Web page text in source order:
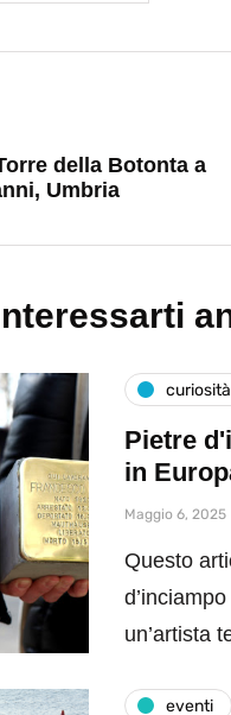
della Botonta a
Umbria
curiosità
Pietre
in
Maggio 6, 2025
Questo
un’artista
eventi